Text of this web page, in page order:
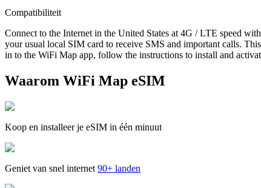
Compatibiliteit
Connect to the Internet in the United States at 4G / LTE speed
your usual local SIM card to receive SMS and important calls.
in to the WiFi Map app, follow the instructions to install and
Waarom WiFi Map eSIM
Koop en installeer je eSIM in één minuut
Geniet van snel internet 90+ landen